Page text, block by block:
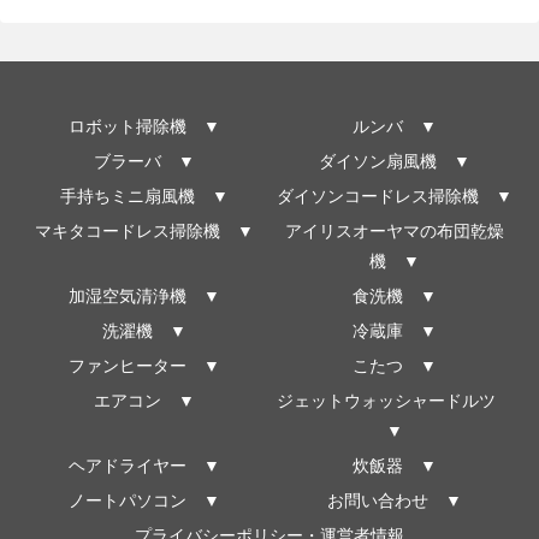
ロボット掃除機 ▼
ルンバ ▼
ブラーバ ▼
ダイソン扇風機 ▼
手持ちミニ扇風機 ▼
ダイソンコードレス掃除機 ▼
マキタコードレス掃除機 ▼
アイリスオーヤマの布団乾燥
機 ▼
加湿空気清浄機 ▼
食洗機 ▼
洗濯機 ▼
冷蔵庫 ▼
ファンヒーター ▼
こたつ ▼
エアコン ▼
ジェットウォッシャードルツ
▼
ヘアドライヤー ▼
炊飯器 ▼
ノートパソコン ▼
お問い合わせ ▼